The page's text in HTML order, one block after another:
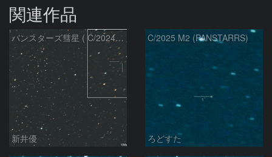
関連作品
パンスターズ彗星 ( C/2024R4 )：2026/07/27
新井優
C/2025 M2 (PANSTARRS)
ろどすた